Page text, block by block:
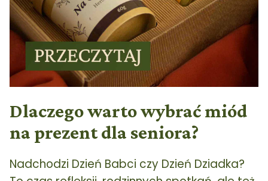
Dlaczego warto wybrać miód
na prezent dla seniora?
Nadchodzi Dzień Babci czy Dzień Dziadka?